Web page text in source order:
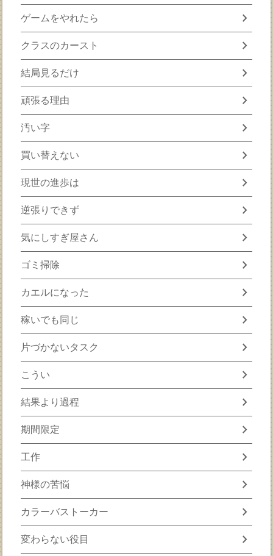
ゲームをやれたら chevron_right
クラスのカースト chevron_right
結局見るだけ chevron_right
頑張る理由 chevron_right
汚い字 chevron_right
買い替えない chevron_right
現世の進歩は chevron_right
逆張りできず chevron_right
気にしすぎ屋さん chevron_right
ゴミ掃除 chevron_right
カエルになった chevron_right
稼いでも同じ chevron_right
片づかないタスク chevron_right
こうい chevron_right
結果より過程 chevron_right
期間限定 chevron_right
工作 chevron_right
神様の苦悩 chevron_right
カラーバストーカー chevron_right
変わらない役目 chevron_right